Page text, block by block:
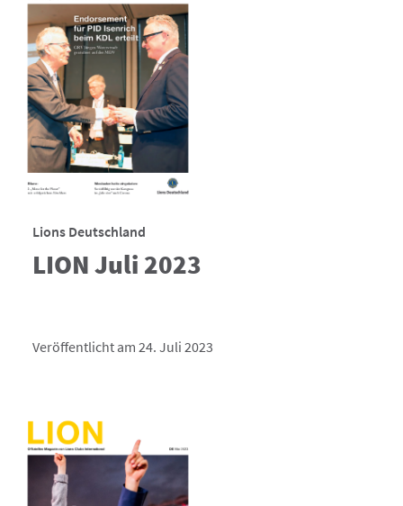
Lions Deutschland
LION Juli 2023
Veröffentlicht am 24. Juli 2023